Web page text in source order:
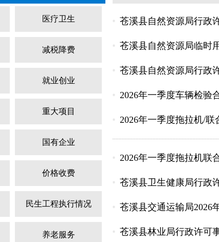
医疗卫生
减税降费
就业创业
重大项目
国有企业
价格收费
民生工程执行情况
养老服务
苍溪县自然资源局行政
苍溪县自然资源局临时
苍溪县自然资源局行政
2026年一季度车辆检验
2026年一季度拖拉机/
2026年一季度拖拉机联
苍溪县卫生健康局行政
苍溪县交通运输局2026
苍溪县林业局行政许可